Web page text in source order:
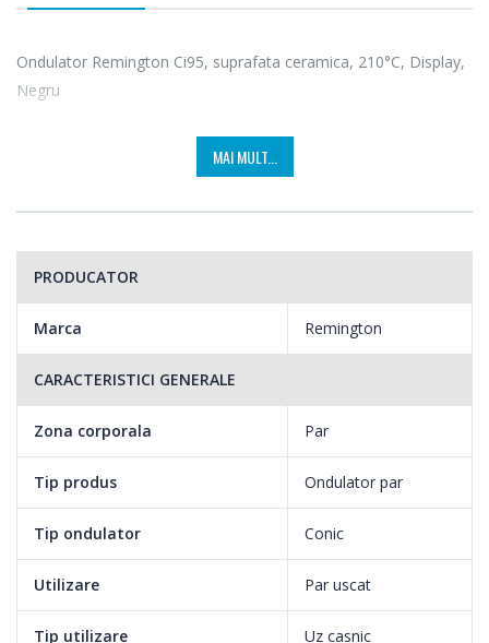
Ondulator Remington Ci95, suprafata ceramica, 210°C, Display,
Negru
MAI MULT...
PRODUCATOR
Marca Remington
CARACTERISTICI GENERALE
Zona corporala Par
Tip produs Ondulator par
Tip ondulator Conic
Utilizare Par uscat
Tip utilizare Uz casnic